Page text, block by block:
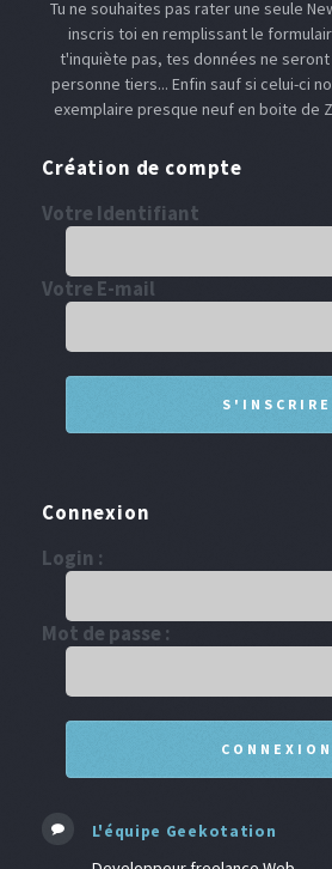
Tu ne souhaites pas rater une seule
inscris toi en remplissant le
t'inquiète pas, tes données ne
personne tiers... Enfin sauf si celui-ci
exemplaire presque neuf en boite de
Création de compte
Votre Identifiant
Votre E-mail
Connexion
Login :
Mot de passe :
L'équipe Geekotation